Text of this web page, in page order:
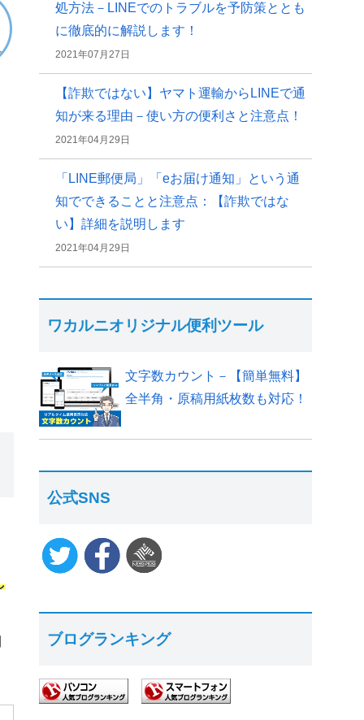
処方法－LINEでのトラブルを予防策ととも
に徹底的に解説します！
2021年07月27日
【詐欺ではない】ヤマト運輸からLINEで通
知が来る理由－使い方の便利さと注意点！
2021年04月29日
「LINE郵便局」「eお届け通知」という通
知でできることと注意点：【詐欺ではな
い】詳細を説明します
2021年04月29日
ワカルニオリジナル便利ツール
文字数カウント－【簡単無料】
全半角・原稿用紙枚数も対応！
公式SNS
ブログランキング